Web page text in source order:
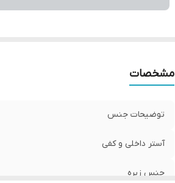
مشخصات
توضیحات جنس
آستر داخلی و کفی
جنس زیره